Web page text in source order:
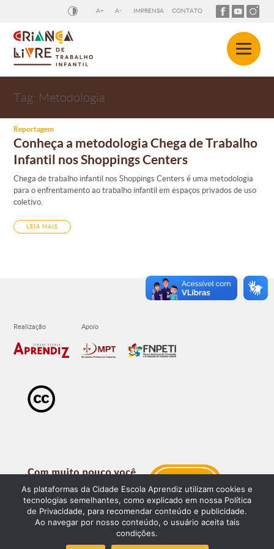
A+ A- IMPRENSA CONTATO
Tag: Metodologia
Reportagem
Conheça a metodologia Chega de Trabalho
Infantil nos Shoppings Centers
Chega de trabalho infantil nos Shoppings Centers é uma metodologia
para o enfrentamento ao trabalho infantil em espaços privados de uso
coletivo.
LEIA MAIS
As plataformas da Cidade Escola Aprendiz utilizam cookies e
tecnologias semelhantes, como explicado em nossa Política
de Privacidade, para recomendar conteúdo e publicidade.
Ao navegar por nosso conteúdo, o usuário aceita tais
condições.